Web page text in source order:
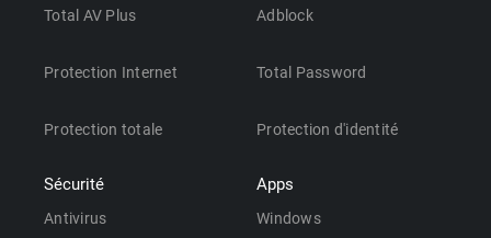
Total AV Plus
Protection Internet
Protection totale
Sécurité
Antivirus
Adblock
Total Password
Protection d'identité
Apps
Windows